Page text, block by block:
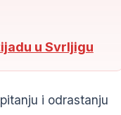
u Svrljigu
i odrastanju